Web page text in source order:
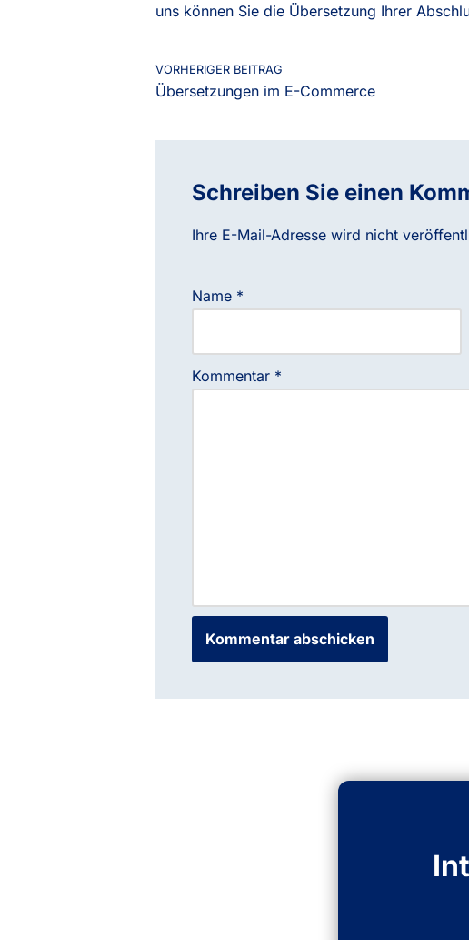
uns können Sie die Übersetzung Ihrer
VORHERIGER BEITRAG
Übersetzungen im E-Commerce
Schreiben Sie einen
Ihre E-Mail-Adresse wird nicht
Name *
Kommentar *